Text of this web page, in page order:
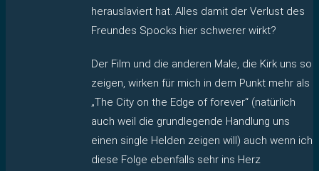
herauslaviert hat. Alles damit der Verlust des
Freundes Spocks hier schwerer wirkt?
Der Film und die anderen Male, die Kirk uns so
zeigen, wirken für mich in dem Punkt mehr als
„The City on the Edge of forever“ (natürlich
auch weil die grundlegende Handlung uns
einen single Helden zeigen will) auch wenn ich
diese Folge ebenfalls sehr ins Herz